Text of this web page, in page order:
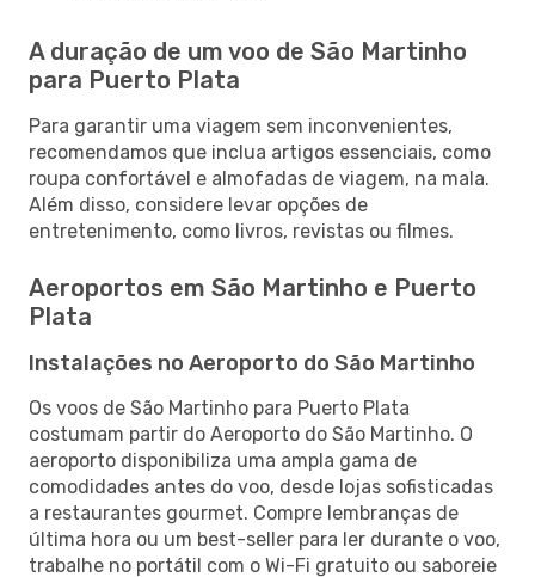
A duração de um voo de São Martinho
para Puerto Plata
Para garantir uma viagem sem inconvenientes,
recomendamos que inclua artigos essenciais, como
roupa confortável e almofadas de viagem, na mala.
Além disso, considere levar opções de
entretenimento, como livros, revistas ou filmes.
Aeroportos em São Martinho e Puerto
Plata
Instalações no Aeroporto do São Martinho
Os voos de São Martinho para Puerto Plata
costumam partir do Aeroporto do São Martinho. O
aeroporto disponibiliza uma ampla gama de
comodidades antes do voo, desde lojas sofisticadas
a restaurantes gourmet. Compre lembranças de
última hora ou um best-seller para ler durante o voo,
trabalhe no portátil com o Wi-Fi gratuito ou saboreie